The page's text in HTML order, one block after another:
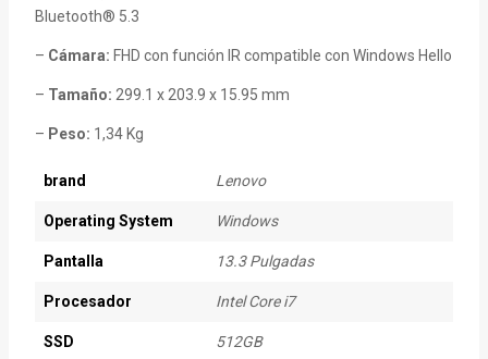
Bluetooth® 5.3
– Cámara: FHD con función IR compatible con Windows Hello
– Tamaño: 299.1 x 203.9 x 15.95 mm
– Peso: 1,34 Kg
brand Lenovo
Operating System Windows
Pantalla 13.3 Pulgadas
Procesador Intel Core i7
SSD 512GB